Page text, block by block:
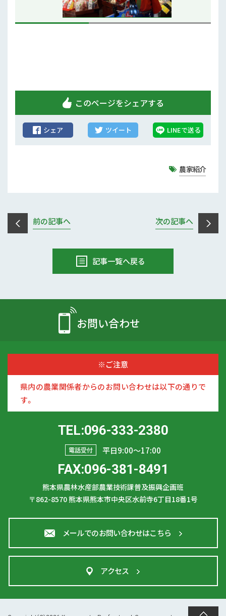
このページをシェアする
シェア ツイート LINEで送る
農家紹介
前の記事へ 次の記事へ
記事一覧へ戻る
お問い合わせ
※ご注意
県内の農業関係者からのお問い合わせは以下の通りで
す。
TEL:096-333-2380
電話受付 平日9:00〜17:00
FAX:096-381-8491
熊本県農林水産部農業技術課普及振興企画班
〒862-8570熊本県熊本市中央区水前寺6丁目18番1号
メールでのお問い合わせはこちら
アクセス